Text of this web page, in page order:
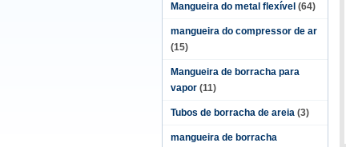
Mangueira do metal flexível (64)
mangueira do compressor de ar
(15)
Mangueira de borracha para
vapor (11)
Tubos de borracha de areia (3)
mangueira de borracha